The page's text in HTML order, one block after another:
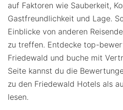
auf Faktoren wie Sauberkeit,
Gastfreundlichkeit und Lage.
Einblicke von anderen
zu treffen. Entdecke top-
Friedewald und buche mit
Seite kannst du die
zu den Friedewald Hotels als
lesen.